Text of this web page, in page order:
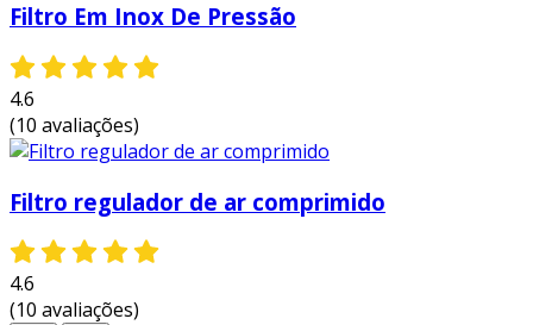
busca otimizar seus processos pneumáticos.
em resumo, investir em um filtro regulador com
lubrificador é fundamental para garantir não
apenas a eficiência operacional, mas também
aumentar a durabilidade dos equipamentos.
entre em contato e solicite um orçamento
personalizado!
Filtro Em Inox De Pressão
4.6
(10 avaliações)
Filtro regulador de ar comprimido
4.6
(10 avaliações)